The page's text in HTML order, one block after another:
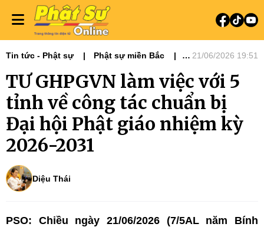
Tin tức - Phật sự
Phật sự miền Bắc
21/06/2026 19:51
TƯ GHPGVN làm việc với 5
tỉnh về công tác chuẩn bị
Đại hội Phật giáo nhiệm kỳ
2026-2031
Diệu Thái
PSO: Chiều ngày 21/06/2026 (7/5AL năm Bính